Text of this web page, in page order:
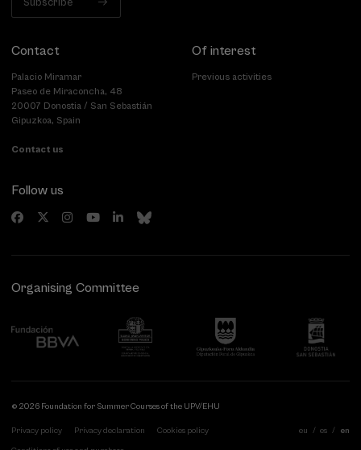
Contact
Palacio Miramar
Paseo de Miraconcha, 48
20007 Donostia / San Sebastián
Gipuzkoa, Spain
Contact us
Of interest
Previous activities
Follow us
Organising Committee
© 2026 Foundation for Summer Courses of the UPV/EHU
Privacy policy Privacy declaration Cookies policy eu es en